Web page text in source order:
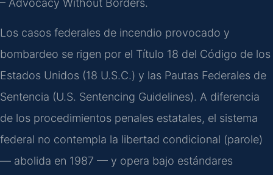
– Advocacy Without Borders.
Los casos federales de incendio provocado y
bombardeo se rigen por el Título 18 del Código de los
Estados Unidos (18 U.S.C.) y las Pautas Federales de
Sentencia (U.S. Sentencing Guidelines). A diferencia
de los procedimientos penales estatales, el sistema
federal no contempla la libertad condicional (parole)
— abolida en 1987 — y opera bajo estándares